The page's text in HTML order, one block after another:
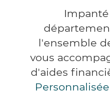
l'ensemble
vous
d'aides